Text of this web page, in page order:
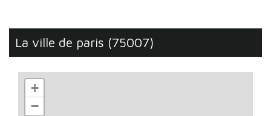
la ville de paris (75007)
+
−